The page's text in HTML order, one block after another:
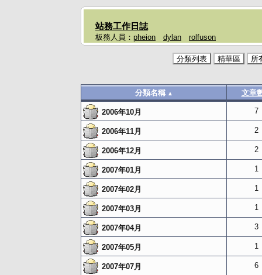
站務工作日誌
板務人員： pheion dylan rolfuson
分類列表 精華區 所
分類名稱▲ 文章
2006年10月 7
2006年11月 2
2006年12月 2
2007年01月 1
2007年02月 1
2007年03月 1
2007年04月 3
2007年05月 1
2007年07月 6